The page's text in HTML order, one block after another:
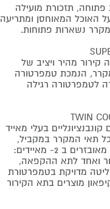
תזכורת מועילה
האוכל המאוחסן ומתריעה
נשארות פתוחות.
קירור מהיר ויציב של
הנמכת טמפרטורה
לטמפרטורה רגילה
TWIN
בעלי מאייד
תאי המקרר במקביל,
ואחד לתא ההקפאה,
מדויקת בטמפרטורת
מוצרים בתא הקירור